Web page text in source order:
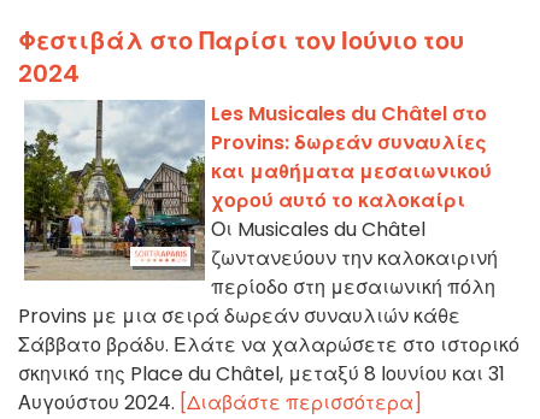
Φεστιβάλ στο Παρίσι τον Ιούνιο του
2024
Les Musicales du Châtel στο
Provins: δωρεάν συναυλίες
και μαθήματα μεσαιωνικού
χορού αυτό το καλοκαίρι
Οι Musicales du Châtel
ζωντανεύουν την καλοκαιρινή
περίοδο στη μεσαιωνική πόλη
Provins με μια σειρά δωρεάν συναυλιών κάθε
Σάββατο βράδυ. Ελάτε να χαλαρώσετε στο ιστορικό
σκηνικό της Place du Châtel, μεταξύ 8 Ιουνίου και 31
Αυγούστου 2024. [Διαβάστε περισσότερα]